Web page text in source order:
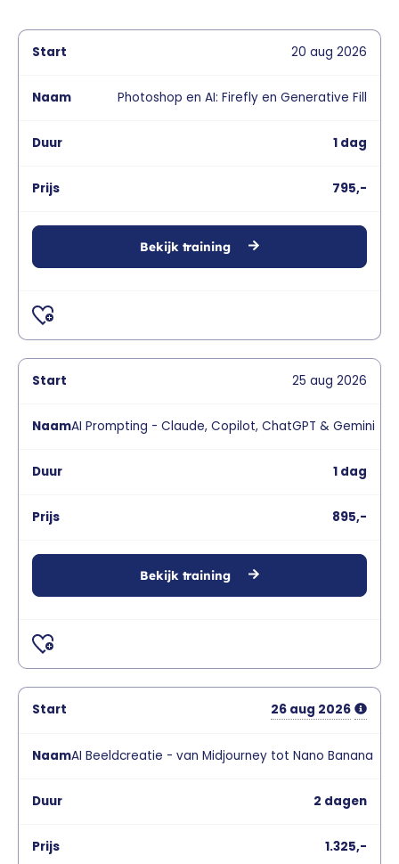
20 aug 2026
Photoshop en AI: Firefly en Generative Fill
1 dag
795,-
Bekijk training
25 aug 2026
AI Prompting - Claude, Copilot, ChatGPT & Gemini
1 dag
895,-
Bekijk training
26 aug 2026
AI Beeldcreatie - van Midjourney tot Nano Banana
2 dagen
1.325,-